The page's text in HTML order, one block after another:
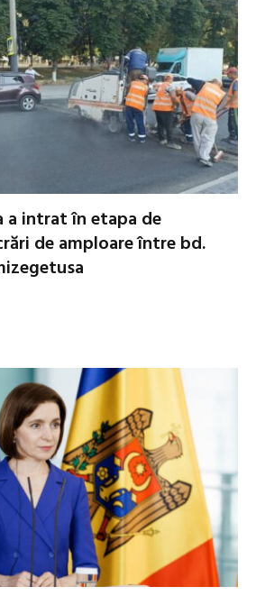
a intrat în etapa de
de amploare între bd.